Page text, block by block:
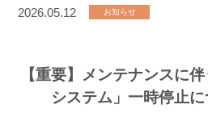
2026.05.12 お知らせ
【重要】メンテナンスに
システム」一時停止に